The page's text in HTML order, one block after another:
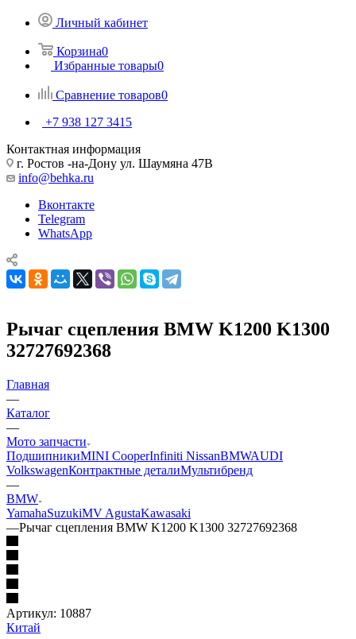
Личный кабинет
Корзина0
Избранные товары0
Сравнение товаров0
+7 938 127 3415
Контактная информация
г. Ростов -на-Дону ул. Шаумяна 47В
info@behka.ru
Вконтакте
Telegram
WhatsApp
Рычаг сцепления BMW K1200 K1300
32727692368
Главная
—
Каталог
—
Мото запчасти
ПодшипникиMINI CooperInfiniti NissanBMWAUDI
VolkswagenКонтрактные деталиМультибренд
—
BMW
YamahaSuzukiMV AgustaKawasaki
—Рычаг сцепления BMW K1200 K1300 32727692368
Артикул: 10887
Китай